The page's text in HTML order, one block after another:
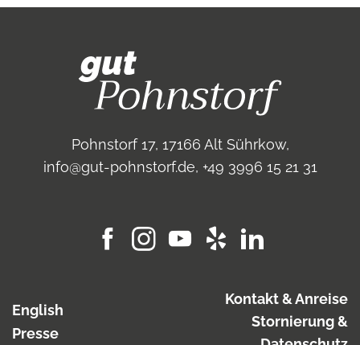
Pohnstorf 17, 17166 Alt Sührkow,
info@gut-pohnstorf.de, +49 3996 15 21 31
English
Presse
Kontakt & Anreise
Stornierung &